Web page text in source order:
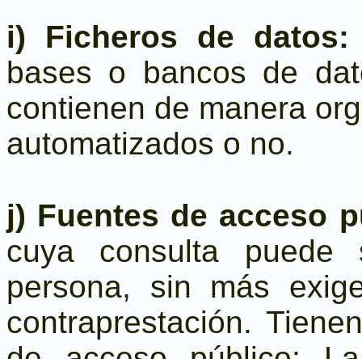
i) Ficheros de
bases o bancos de
contienen de manera
automatizados o no.
j) Fuentes de acceso
cuya consulta puede
persona, sin más
contraprestación.